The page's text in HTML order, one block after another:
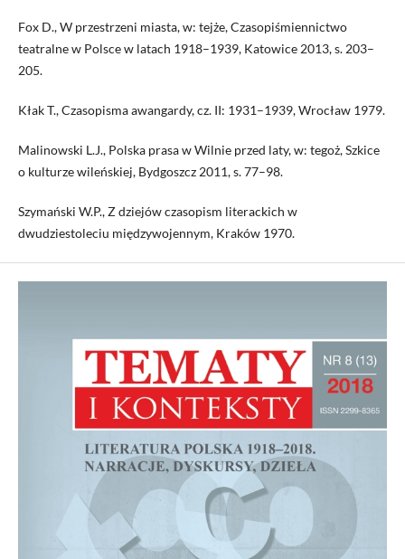
Fox D., W przestrzeni miasta, w: tejże, Czasopiśmiennictwo
teatralne w Polsce w latach 1918–1939, Katowice 2013, s. 203–
205.
Kłak T., Czasopisma awangardy, cz. II: 1931–1939, Wrocław 1979.
Malinowski L.J., Polska prasa w Wilnie przed laty, w: tegoż, Szkice
o kulturze wileńskiej, Bydgoszcz 2011, s. 77–98.
Szymański W.P., Z dziejów czasopism literackich w
dwudziestoleciu międzywojennym, Kraków 1970.